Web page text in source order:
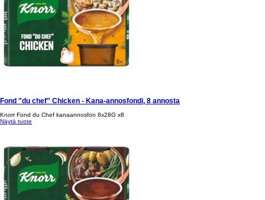
Fond "du chef" Chicken - Kana-annosfondi, 8 annosta
Knorr Fond du Chef kanaannosfon 8x28G x8
Näytä tuote